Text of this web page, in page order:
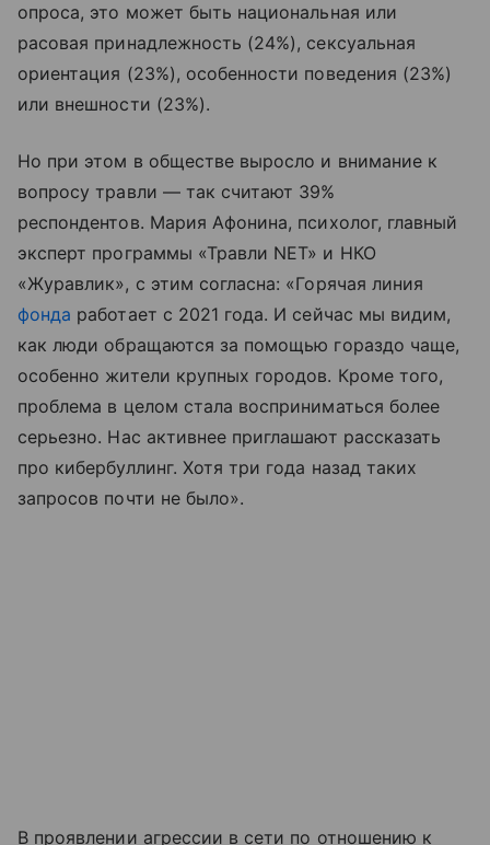
опроса, это может быть национальная или
расовая принадлежность (24%), сексуальная
ориентация (23%), особенности поведения (23%)
или внешности (23%).
Но при этом в обществе выросло и внимание к
вопросу травли — так считают 39%
респондентов. Мария Афонина, психолог, главный
эксперт программы «Травли NET» и НКО
«Журавлик», с этим согласна: «Горячая линия
фонда работает с 2021 года. И сейчас мы видим,
как люди обращаются за помощью гораздо чаще,
особенно жители крупных городов. Кроме того,
проблема в целом стала восприниматься более
серьезно. Нас активнее приглашают рассказать
про кибербуллинг. Хотя три года назад таких
запросов почти не было».
В проявлении агрессии в сети по отношению к